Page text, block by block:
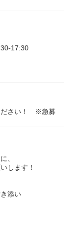
17:30
ださい！ ※急募
、
します！
添い